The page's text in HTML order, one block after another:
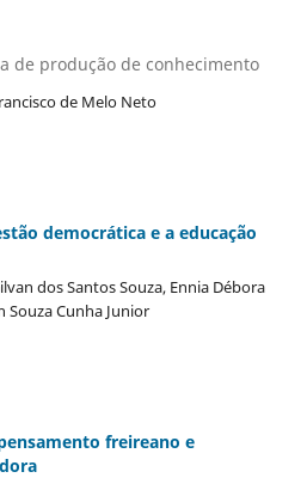
de produção de conhecimento
de Melo Neto
democrática e a educação
dos Santos Souza, Ennia Débora
Souza Cunha Junior
freireano e